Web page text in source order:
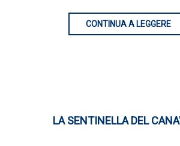
CONTINUA A LEGGERE
LA SENTINELLA DEL